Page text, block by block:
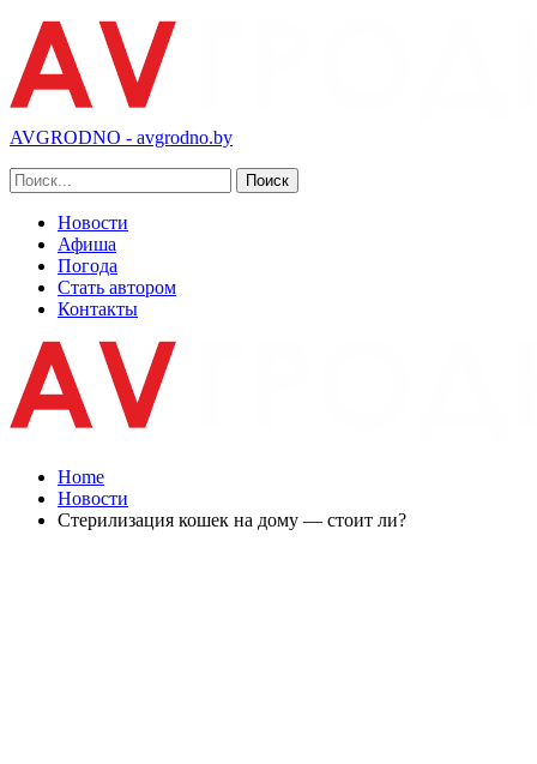
AVGRODNO - avgrodno.by
Новости
Афиша
Погода
Стать автором
Контакты
Home
Новости
Стерилизация кошек на дому — стоит ли?